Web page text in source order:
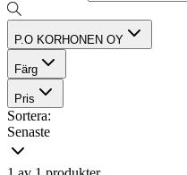
P.O KORHONEN OY
Färg
Pris
Sortera:
Senaste